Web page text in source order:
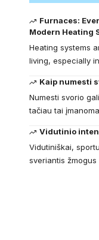
Furnaces:
Modern Heating
Heating systems
living, especially
Kaip numesti
Numesti svorio
tačiau tai
Vidutinio
Vidutiniškai,
sveriantis